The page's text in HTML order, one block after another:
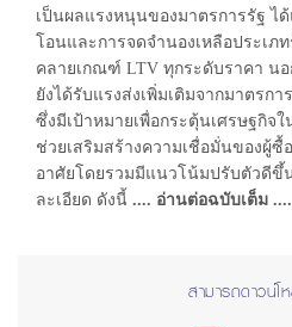
เป็นผลแรงหนุนของมาตรการรัฐ ไ
โอนและการจดจำนองเหลือประเภ
คลายเกณฑ์ LTV ทุกระดับราคา น
ยังได้รับแรงส่งเพิ่มเติมจากมาตรกา
ซึ่งมีเป้าหมายเพื่อกระตุ้นเศรษฐกิจ
ช่วยเสริมสร้างความเชื่อมั่นของผู้ซื้
อาศัยโดยรวมมีแนวโน้มปรับตัวดีขึ้
ละเอียด ดังนี้ .... อ่านต่อฉบับเต็ม ....
สามารถดาวน์โ